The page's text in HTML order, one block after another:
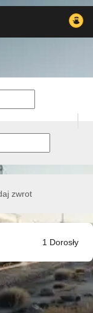
zwrot
1 Dorosły